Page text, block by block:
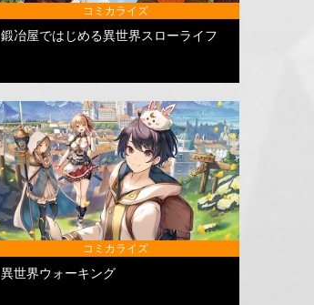
コミカライズ
鍛冶屋ではじめる異世界スローライフ
コミカライズ
異世界ウォーキング